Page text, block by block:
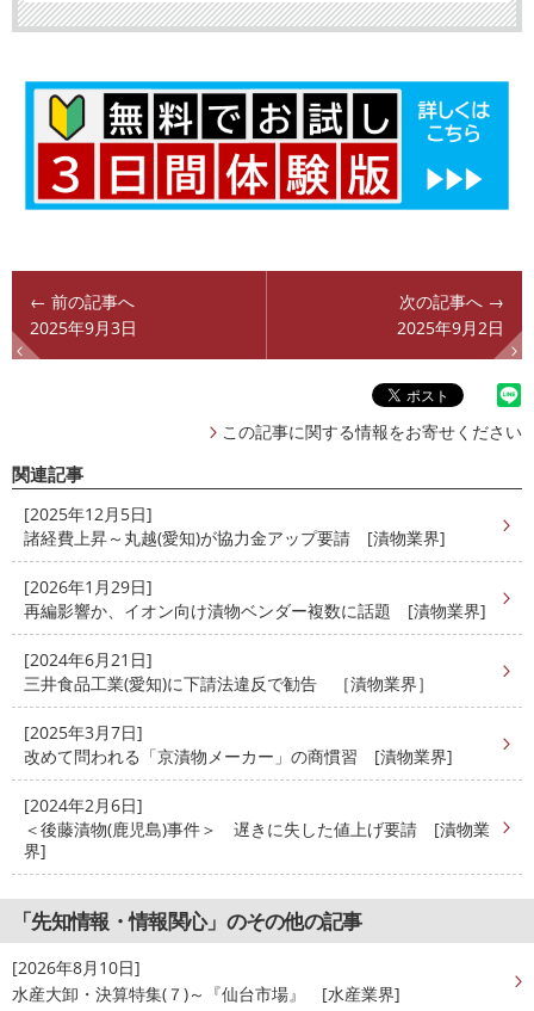
← 前の記事へ
2025年9月3日
次の記事へ →
2025年9月2日
この記事に関する情報をお寄せください
関連記事
[2025年12月5日]
諸経費上昇～丸越(愛知)が協力金アップ要請 [漬物業界]
[2026年1月29日]
再編影響か、イオン向け漬物ベンダー複数に話題 [漬物業界]
[2024年6月21日]
三井食品工業(愛知)に下請法違反で勧告 ［漬物業界］
[2025年3月7日]
改めて問われる「京漬物メーカー」の商慣習 [漬物業界]
[2024年2月6日]
＜後藤漬物(鹿児島)事件＞ 遅きに失した値上げ要請 [漬物業
界]
「先知情報・情報関心」のその他の記事
[2026年8月10日]
水産大卸・決算特集(７)～『仙台市場』 [水産業界]